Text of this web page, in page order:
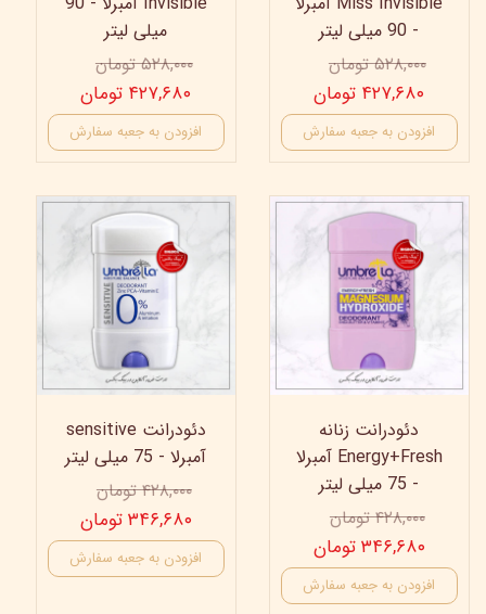
- 90 میلی لیتر
۵۲۸,۰۰۰ تومان
۴۲۷,۶۸۰ تومان
افزودن به جعبه سفارش
میلی لیتر
۵۲۸,۰۰۰ تومان
۴۲۷,۶۸۰ تومان
افزودن به جعبه سفارش
دئودرانت زنانه
Energy+Fresh آمبرلا
- 75 میلی لیتر
۴۲۸,۰۰۰ تومان
۳۴۶,۶۸۰ تومان
افزودن به جعبه سفارش
19%
دئودرانت sensitive
آمبرلا - 75 میلی لیتر
۴۲۸,۰۰۰ تومان
۳۴۶,۶۸۰ تومان
افزودن به جعبه سفارش
19%